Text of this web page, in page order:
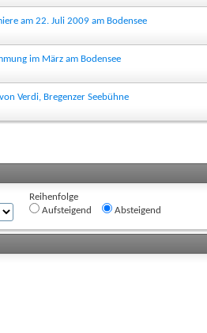
am 22. Juli 2009 am Bodensee
im März am Bodensee
Verdi, Bregenzer Seebühne
Reihenfolge
Aufsteigend
Absteigend